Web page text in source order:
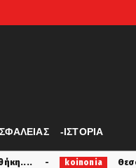
-ΙΣΤΟΡΙΑ
Θεσσαλονίκη: